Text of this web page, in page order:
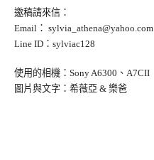
邀稿請來信：
Email： sylvia_athena@yahoo.com
Line ID：sylviac128
使用的相機：Sony A6300、A7CII
圖片與文字：希薇亞 & 樂爸